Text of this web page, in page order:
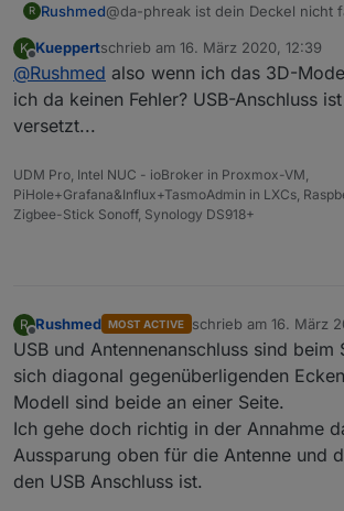
R Rushmed@da-phreak ist dein Deckel nicht
Der Antennenanschluss ist nict
wie der USB Anschluss.
K
Offline
Kueppertschrieb am 16. März 2020, 12:39
zuletzt editiert von
@Rushmed also wenn ich das 3D-
ich da keinen Fehler? USB-Anschluss
versetzt...
UDM Pro, Intel NUC - ioBroker in Proxmox-VM,
PiHole+Grafana&Influx+TasmoAdmin in LXCs,
Zigbee-Stick Sonoff, Synology DS918+
R
Offline
Rushmed MOST ACTIVE schrieb am 16. März
zuletzt editiert von
USB und Antennenanschluss sind beim
sich diagonal gegenüberligenden
Modell sind beide an einer Seite.
Ich gehe doch richtig in der Annahme
Aussparung oben für die Antenne und
den USB Anschluss ist.